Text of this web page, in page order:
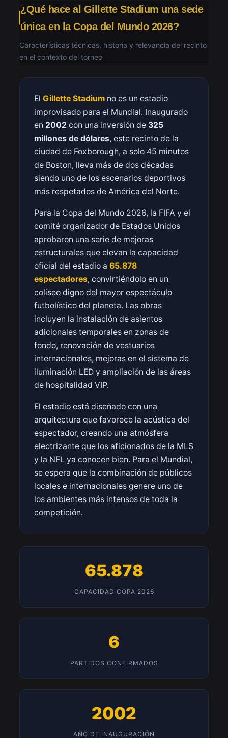
¿Qué hace al Gillette Stadium una sede
única en la Copa del Mundo 2026?
Características técnicas, historia y relevancia del recinto
en el contexto del torneo
El Gillette Stadium no es un estadio
improvisado para el Mundial. Inaugurado
en 2002 con una inversión de 325
millones de dólares, este recinto de la
ciudad de Foxborough, a solo 45 minutos
de Boston, lleva más de dos décadas
siendo uno de los escenarios deportivos
más respetados de América del Norte.
Para la Copa del Mundo 2026, la FIFA y el
comité organizador de Estados Unidos
aprobaron una serie de mejoras
estructurales que elevan la capacidad
oficial del estadio a 65.878
espectadores, convirtiéndolo en un
coliseo digno del mayor espectáculo
futbolístico del planeta. Las obras
incluyen la instalación de asientos
adicionales temporales en zonas de
fondo, renovación de vestuarios
internacionales, mejoras en el sistema de
iluminación LED y ampliación de las áreas
de hospitalidad VIP.
El estadio está diseñado con una
arquitectura que favorece la acústica del
espectador, creando una atmósfera
electrizante que los aficionados de la MLS
y la NFL ya conocen bien. Para el Mundial,
se espera que la combinación de públicos
locales e internacionales genere uno de
los ambientes más intensos de toda la
competición.
65.878
CAPACIDAD COPA 2026
6
PARTIDOS CONFIRMADOS
2002
AÑO DE INAUGURACIÓN